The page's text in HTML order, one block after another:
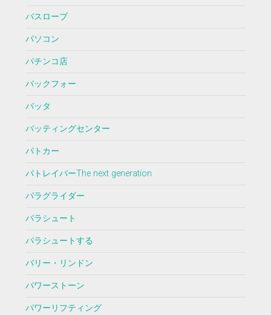
バスローブ
パソコン
パチンコ店
バックフォー
バッタ
バッティングセンター
パトカー
パトレイバーThe next generation
パラグライダー
パラシュート
パラシュートする
バリー・リンドン
パワーストーン
パワーリフティング